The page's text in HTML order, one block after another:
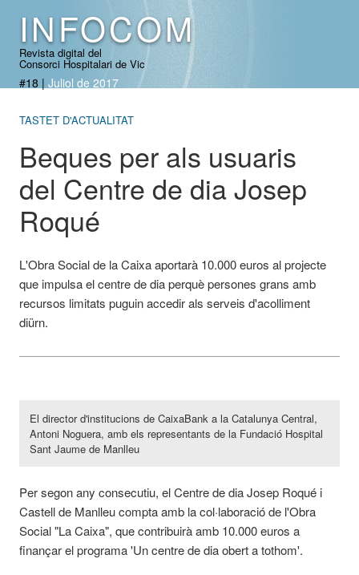
INFOCOM
Revista digital del
Consorci Hospitalari de Vic
#18 | Juliol de 2017
TASTET D'ACTUALITAT
Beques per als usuaris
del Centre de dia Josep
Roqué
L'Obra Social de la Caixa aportarà 10.000 euros al projecte
que impulsa el centre de dia perquè persones grans amb
recursos limitats puguin accedir als serveis d'acolliment
diürn.
El director d'institucions de CaixaBank a la Catalunya Central,
Antoni Noguera, amb els representants de la Fundació Hospital
Sant Jaume de Manlleu
Per segon any consecutiu, el Centre de dia Josep Roqué i
Castell de Manlleu compta amb la col·laboració de l'Obra
Social "La Caixa", que contribuirà amb 10.000 euros a
finançar el programa 'Un centre de dia obert a tothom'.